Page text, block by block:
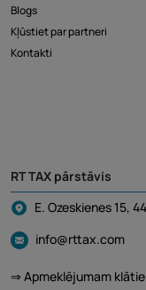
Blogs
Kļūstiet par partneri
Kontakti
RT TAX pārstāvis
E. Ozeskienes 15,
info@rttax.com
⇒ Apmeklējumam